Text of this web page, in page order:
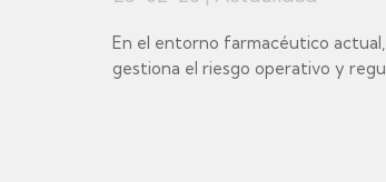
En el entorno farmacéutico
gestiona el riesgo operativo y